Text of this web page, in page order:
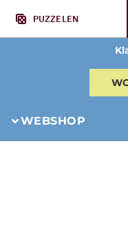
PUZZELEN
WEBSHOP